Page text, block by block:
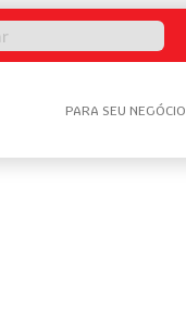
PARA SEU NEGÓCIO